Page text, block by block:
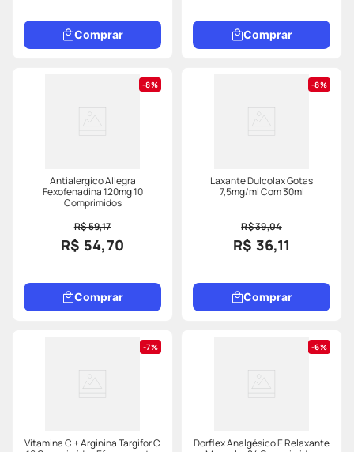
Comprar Comprar
8%
Antialergico Allegra
Fexofenadina 120mg 10
Comprimidos
R$ 59,17
R$ 54,70
Comprar
8%
Laxante Dulcolax Gotas
7,5mg/ml Com 30ml
R$ 39,04
R$ 36,11
Comprar
7%
Vitamina C + Arginina Targifor C
6%
Dorflex Analgésico E Relaxante